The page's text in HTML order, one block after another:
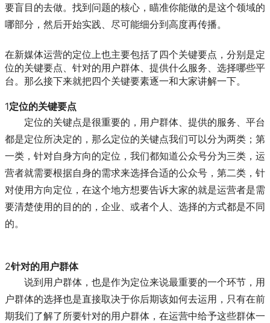
要盲目的去做。找到问题的核心，瞄准你能做的是这个领域的
哪部分，然后开始实践、尽可能细分到高度再传播。
在新媒体运营的定位上也主要包括了四个关键要点，分别是定
位的关键要点、针对的用户群体、提供什么服务、选择哪些平
台。那么接下来就把四个关键要素逐一和大家讲解一下。
1定位的关键要点
定位的关键点是很重要的，用户群体、提供的服务、平台
都是定位所决定的，那么定位的关键点我们可以分为两类；第
一类，针对自身方向的定位，我们都知道公众号分为三类，运
营者就需要根据自身的需求来选择合适的公众号，第二类，针
对使用方向定位，在这个地方想要告诉大家的就是运营者是需
要清楚使用的目的的，企业、或者个人、选择的方式都是不同
的。
2针对的用户群体
说到用户群体，也是作为定位来说最重要的一个环节，用
户群体的选择也是直接取决于你后期该如何去运用，只有在前
期我们了解了所要针对的用户群体，在运营中给予这些群体一